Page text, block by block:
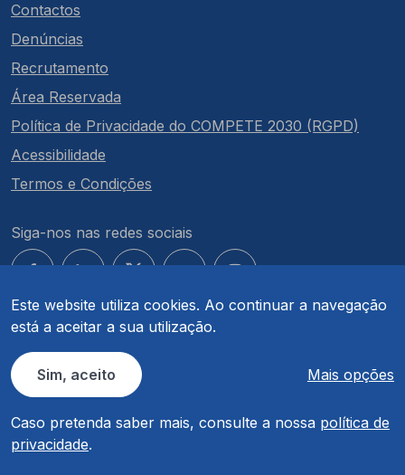
Este website utiliza cookies. Ao continuar a navegação
está a aceitar a sua utilização.
Sim, aceito Mais opções
Caso pretenda saber mais, consulte a nossa política de
privacidade.
Contactos
Denúncias
Recrutamento
Área Reservada
Política de Privacidade do COMPETE 2030 (RGPD)
Acessibilidade
Termos e Condições
Siga-nos nas redes sociais
© COMPETE 2030. Todos os direitos reservados.